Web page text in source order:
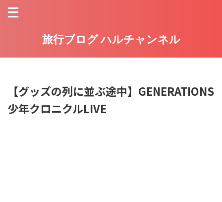
旅行ブログ ハルチャンネル
【グッズの列に並ぶ途中】GENERATIONS
少年クロニクルLIVE